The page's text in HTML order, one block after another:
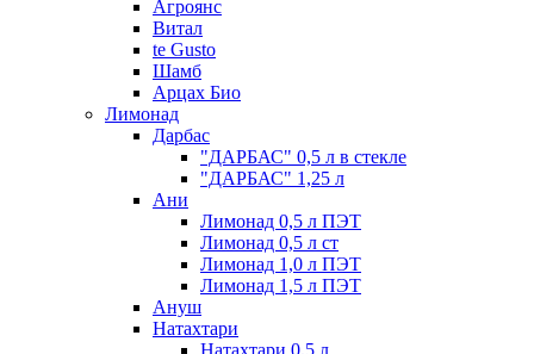
Агроянс
Витал
te Gusto
Шамб
Арцах Био
Лимонад
Дарбас
"ДАРБАС" 0,5 л в стекле
"ДАРБАС" 1,25 л
Ани
Лимонад 0,5 л ПЭТ
Лимонад 0,5 л ст
Лимонад 1,0 л ПЭТ
Лимонад 1,5 л ПЭТ
Ануш
Натахтари
Натахтари 0,5 л